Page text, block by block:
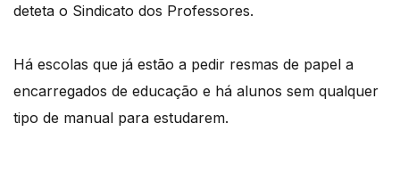
deteta o Sindicato dos Professores.
Há escolas que já estão a pedir resmas de papel a
encarregados de educação e há alunos sem qualquer
tipo de manual para estudarem.